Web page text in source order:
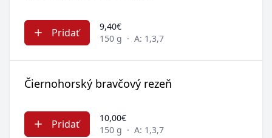
Pridať
9,40€
150 g · A: 1,3,7
Čiernohorský bravčový rezeň
Pridať
10,00€
150 g · A: 1,3,7